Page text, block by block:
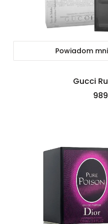
Powiadom
Gucci